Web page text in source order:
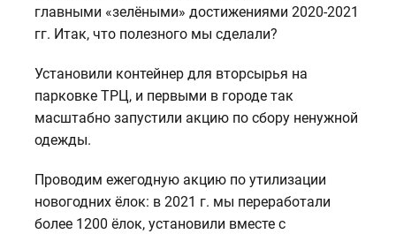
главными «зелёными» достижениями 2020-2021
гг. Итак, что полезного мы сделали?
Установили контейнер для вторсырья на
парковке ТРЦ, и первыми в городе так
масштабно запустили акцию по сбору ненужной
одежды.
Проводим ежегодную акцию по утилизации
новогодних ёлок: в 2021 г. мы переработали
более 1200 ёлок, установили вместе с